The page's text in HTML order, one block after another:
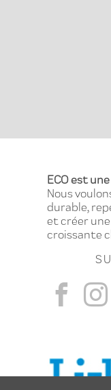
ECO est
Nous
durable,
et créer
croissante